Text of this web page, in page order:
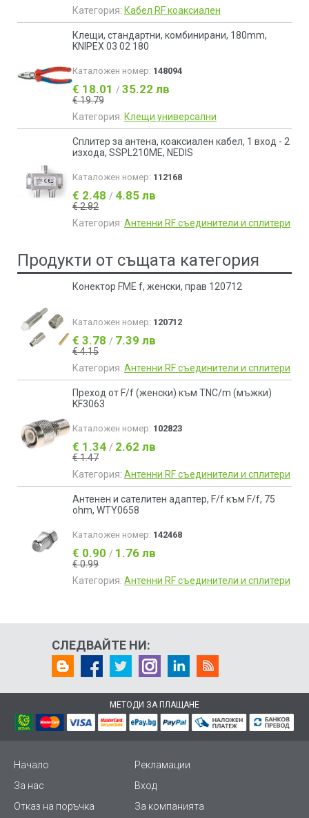
Категория: Кабел RF коаксиален
Клещи, стандартни, комбинирани, 180mm,
KNIPEX 03 02 180
Каталожен номер: 148094
€ 18.01 / 35.22 лв
€ 19.79
Категория: Клещи универсални
Сплитер за антена, коаксиален кабел, 1 вход - 2
изхода, SSPL210ME, NEDIS
Каталожен номер: 112168
€ 2.48 / 4.85 лв
€ 2.82
Категория: Антенни RF съединители и сплитери
Продукти от същата категория
Конектор FME f, женски, прав 120712
Каталожен номер: 120712
€ 3.78 / 7.39 лв
€ 4.15
Категория: Антенни RF съединители и сплитери
Преход от F/f (женски) към TNC/m (мъжки)
KF3063
Каталожен номер: 102823
€ 1.34 / 2.62 лв
€ 1.47
Категория: Антенни RF съединители и сплитери
Антенен и сателитен адаптер, F/f към F/f, 75
оhm, WTY0658
Каталожен номер: 142468
€ 0.90 / 1.76 лв
€ 0.99
Категория: Антенни RF съединители и сплитери
СЛЕДВАЙТЕ НИ:
МЕТОДИ ЗА ПЛАЩАНЕ
Начало
Рекламации
За нас
Вход
Отказ на поръчка
За компанията